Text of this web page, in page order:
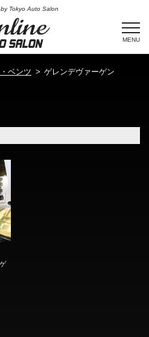
Tokyo Auto Salon
MENU
ベンツ ゲレンデヴァーゲン